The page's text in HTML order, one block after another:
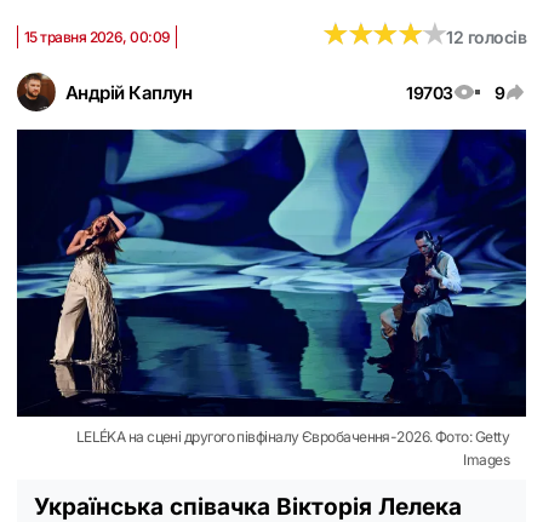
Андрій Каплун 19703 9
15 травня 2026, 00:09 ★★★★★
★★★★★12 голосів
LELÉKA на сцені другого півфіналу Євробачення-2026. Фото: Getty
Images
Українська співачка Вікторія Лелека